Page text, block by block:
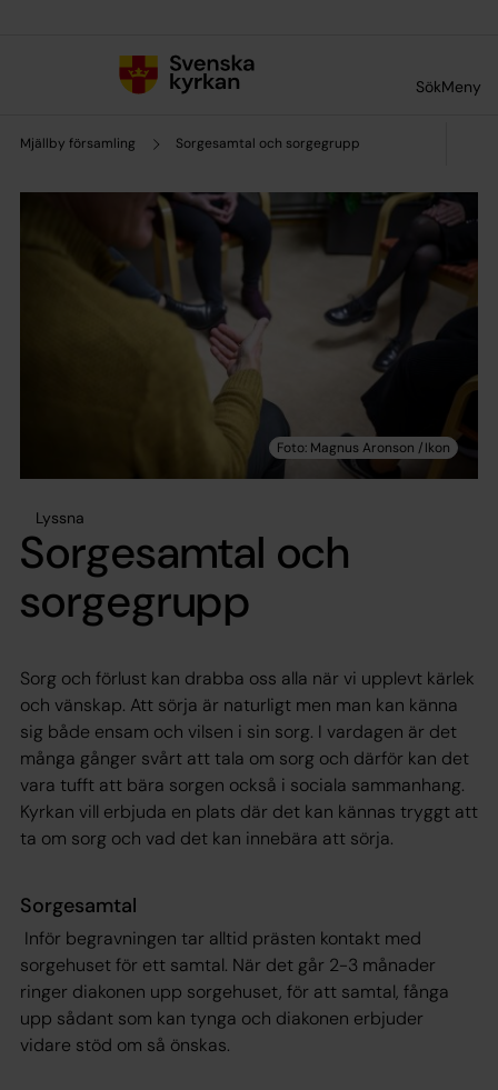
SökMeny
Mjällby församling Sorgesamtal och sorgegrupp
Lyssna
Sorgesamtal och
sorgegrupp
Sorg och förlust kan drabba oss alla när vi upplevt kärlek
och vänskap. Att sörja är naturligt men man kan känna
sig både ensam och vilsen i sin sorg. I vardagen är det
många gånger svårt att tala om sorg och därför kan det
vara tufft att bära sorgen också i sociala sammanhang.
Kyrkan vill erbjuda en plats där det kan kännas tryggt att
ta om sorg och vad det kan innebära att sörja.
Sorgesamtal
Inför begravningen tar alltid prästen kontakt med
sorgehuset för ett samtal. När det går 2-3 månader
ringer diakonen upp sorgehuset, för att samtal, fånga
upp sådant som kan tynga och diakonen erbjuder
vidare stöd om så önskas.